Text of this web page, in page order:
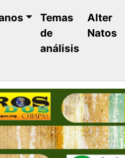
Temas
de
análisis
Alter
Natos